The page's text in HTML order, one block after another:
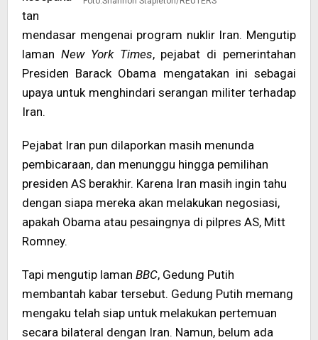
tan
mendasar mengenai program nuklir Iran. Mengutip
laman New York Times, pejabat di pemerintahan
Presiden Barack Obama mengatakan ini sebagai
upaya untuk menghindari serangan militer terhadap
Iran.
Pejabat Iran pun dilaporkan masih menunda
pembicaraan, dan menunggu hingga pemilihan
presiden AS berakhir. Karena Iran masih ingin tahu
dengan siapa mereka akan melakukan negosiasi,
apakah Obama atau pesaingnya di pilpres AS, Mitt
Romney.
Tapi mengutip laman BBC, Gedung Putih
membantah kabar tersebut. Gedung Putih memang
mengaku telah siap untuk melakukan pertemuan
secara bilateral dengan Iran. Namun, belum ada